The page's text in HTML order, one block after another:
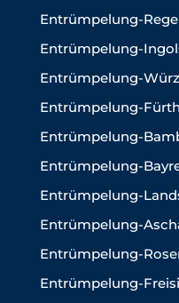
Entrümpelung-
Entrümpelung-
Entrümpelung-
Entrümpelung-Fürth
Entrümpelung-
Entrümpelung-
Entrümpelung-
Entrümpelung-
Entrümpelung-
Entrümpelung-